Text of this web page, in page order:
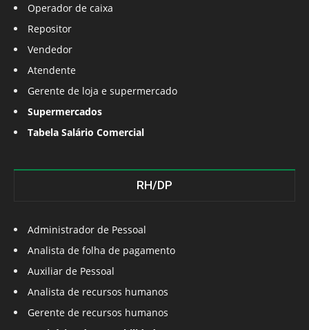
Operador de caixa
Repositor
Vendedor
Atendente
Gerente de loja e supermercado
Supermercados
Tabela Salário Comercial
RH/DP
Administrador de Pessoal
Analista de folha de pagamento
Auxiliar de Pessoal
Analista de recursos humanos
Gerente de recursos humanos